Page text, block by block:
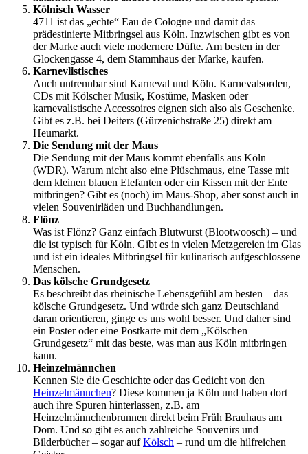
Kölnisch Wasser
4711 ist das „echte“ Eau de Cologne und damit das
prädestinierte Mitbringsel aus Köln. Inzwischen gibt es von
der Marke auch viele modernere Düfte. Am besten in der
Glockengasse 4, dem Stammhaus der Marke, kaufen.
Karnevlistisches
Auch untrennbar sind Karneval und Köln. Karnevalsorden,
CDs mit Kölscher Musik, Kostüme, Masken oder
karnevalistische Accessoires eignen sich also als Geschenke.
Gibt es z.B. bei Deiters (Gürzenichstraße 25) direkt am
Heumarkt.
Die Sendung mit der Maus
Die Sendung mit der Maus kommt ebenfalls aus Köln
(WDR). Warum nicht also eine Plüschmaus, eine Tasse mit
dem kleinen blauen Elefanten oder ein Kissen mit der Ente
mitbringen? Gibt es (noch) im Maus-Shop, aber sonst auch in
vielen Souvenirläden und Buchhandlungen.
Flönz
Was ist Flönz? Ganz einfach Blutwurst (Blootwoosch) – und
die ist typisch für Köln. Gibt es in vielen Metzgereien im Glas
und ist ein ideales Mitbringsel für kulinarisch aufgeschlossene
Menschen.
Das kölsche Grundgesetz
Es beschreibt das rheinische Lebensgefühl am besten – das
kölsche Grundgesetz. Und würde sich ganz Deutschland
daran orientieren, ginge es uns wohl besser. Und daher sind
ein Poster oder eine Postkarte mit dem „Kölschen
Grundgesetz“ mit das beste, was man aus Köln mitbringen
kann.
Heinzelmännchen
Kennen Sie die Geschichte oder das Gedicht von den
Heinzelmännchen? Diese kommen ja Köln und haben dort
auch ihre Spuren hinterlassen, z.B. am
Heinzelmännchenbrunnen direkt beim Früh Brauhaus am
Dom. Und so gibt es auch zahlreiche Souvenirs und
Bilderbücher – sogar aufKölsch – rund um die hilfreichen